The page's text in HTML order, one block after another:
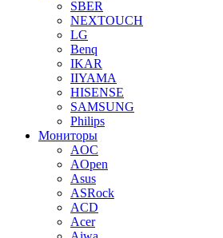
SBER
NEXTOUCH
LG
Benq
IKAR
IIYAMA
HISENSE
SAMSUNG
Philips
Мониторы
AOC
AOpen
Asus
ASRock
ACD
Acer